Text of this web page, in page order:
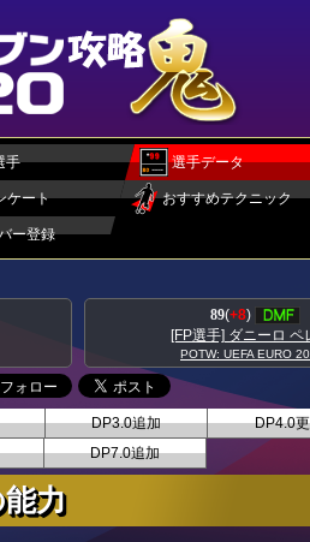
手 選手データ
ケート おすすめテクニック
ー登録
95( +5)
[FP選手] キリアン
POTW: UEFA
DP3.0追加 DP4.0
DP7.0追加
力